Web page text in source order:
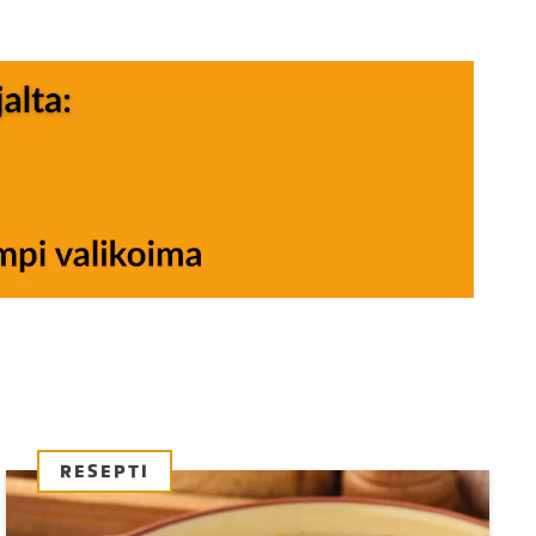
RESEPTI